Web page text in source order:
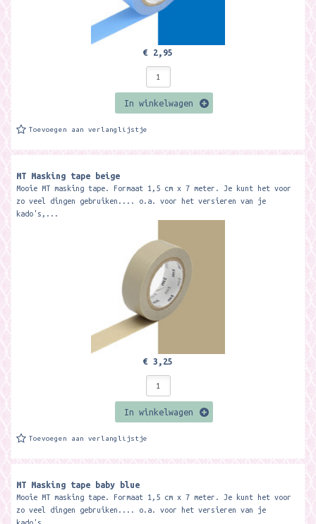
€ 2,95
In winkelwagen
Toevoegen aan verlanglijstje
MT Masking tape beige
Mooie MT masking tape. Formaat 1,5 cm x 7 meter. Je kunt het voor
zo veel dingen gebruiken.... o.a. voor het versieren van je
kado's,...
€ 3,25
In winkelwagen
Toevoegen aan verlanglijstje
MT Masking tape baby blue
Mooie MT masking tape. Formaat 1,5 cm x 7 meter. Je kunt het voor
zo veel dingen gebruiken.... o.a. voor het versieren van je